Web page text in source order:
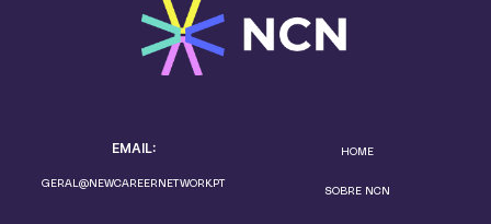
EMAIL:
GERAL@NEWCAREERNETWORK.PT
HOME
SOBRE NCN